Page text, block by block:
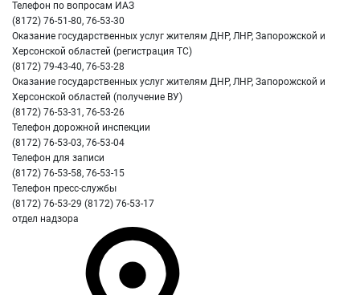
Телефон по вопросам ИАЗ
(8172) 76-51-80, 76-53-30
Оказание государственных услуг жителям ДНР, ЛНР, Запорожской и
Херсонской областей (регистрация ТС)
(8172) 79-43-40, 76-53-28
Оказание государственных услуг жителям ДНР, ЛНР, Запорожской и
Херсонской областей (получение ВУ)
(8172) 76-53-31, 76-53-26
Телефон дорожной инспекции
(8172) 76-53-03, 76-53-04
Телефон для записи
(8172) 76-53-58, 76-53-15
Телефон пресc-службы
(8172) 76-53-29 (8172) 76-53-17
отдел надзора